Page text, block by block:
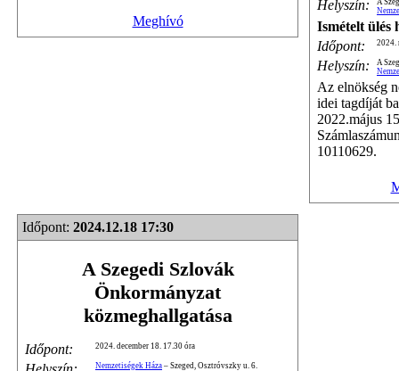
Meghívó
Helyszín:
Ismételt ülés
Időpont:
2024.
Helyszín:
A
Az elnökség
idei tagdíját
2022.május
10110629.
Időpont: 2024.12.18 17:30
A Szegedi Szlovák
Önkormányzat
közmeghallgatása
Időpont: 2024. december 18. 17.30 óra
Nemzetiségek Háza – Szeged, Osztróvszky u. 6.